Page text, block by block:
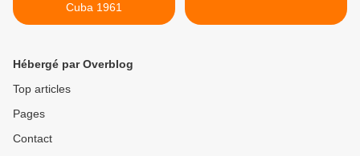
Cuba 1961
Hébergé par Overblog
Top articles
Pages
Contact